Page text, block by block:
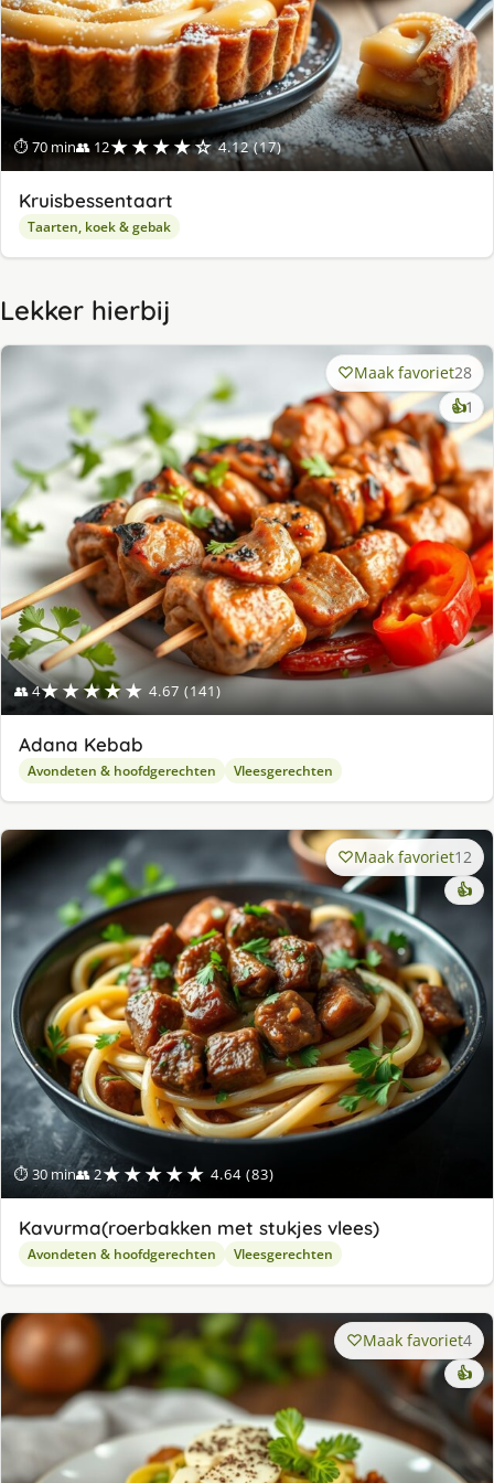
⏱ 70 min👥 12★★★★☆ 4.12 (17)
Kruisbessentaart
Taarten, koek & gebak
Lekker hierbij
👥 4★★★★★ 4.67 (141)
Maak favoriet28
👍1
Adana Kebab
Avondeten & hoofdgerechten Vleesgerechten
⏱ 30 min👥 2★★★★★ 4.64 (83)
Maak favoriet12
👍
Kavurma(roerbakken met stukjes vlees)
Avondeten & hoofdgerechten Vleesgerechten
Maak favoriet4
👍